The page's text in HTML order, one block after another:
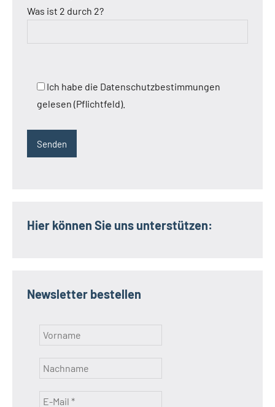
Was ist 2 durch 2?
Ich habe die Datenschutzbestimmungen
gelesen (Pflichtfeld).
Hier können Sie uns unterstützen:
Newsletter bestellen